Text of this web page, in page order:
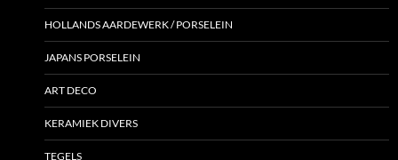
HOLLANDS AARDEWERK / PORSELEIN
JAPANS PORSELEIN
ART DECO
KERAMIEK DIVERS
TEGELS